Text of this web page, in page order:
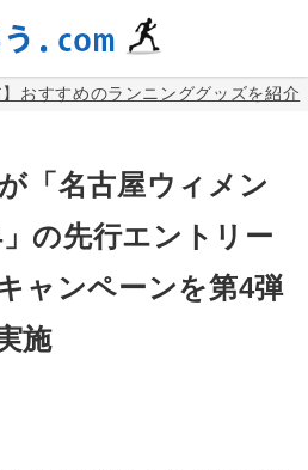
おすすめのランニンググッズを紹介
「名古屋ウィメン
の先行エントリー
ャンペーンを第4弾
施